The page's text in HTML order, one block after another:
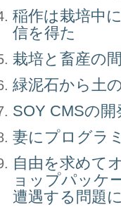
稲作は栽培中
信を得た
栽培と畜産の
緑泥石から土
SOY CMSの開
妻にプログラ
自由を求めて
ョップパッケ
遭遇する問題